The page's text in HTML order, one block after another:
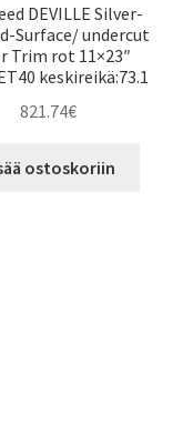
DEVILLE Silver-
Surface/ undercut
Trim rot 11×23″
keskireikä:73.1
821.74€
ostoskoriin